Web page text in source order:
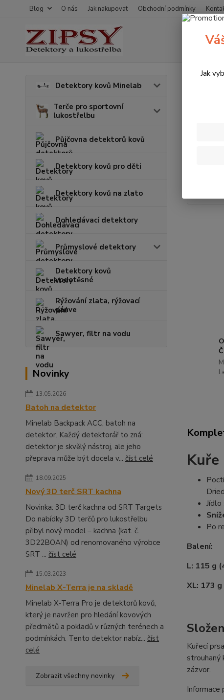
Blog O nás Jak nakupovat Obchodní podmínky
Detektory kovů Minelab
Terče pro sportovní
lukostřelbu
Půjčovna detektorů kovů
Detektory kovů pro děti
Detektory kovů na zlato
Dohledávací detektory
Průmyslové detektory
Detektory kovů
vodotěsné
Rýžování zlata, rýžovací
pánve
Sawyer, filtr na vodu
Novinky
13.05.2026
Batoh na detektor
Minelab Backpack ACC, batoh na
detektor. Každý detektorář to zná:
detektor je skvělý nástroj, ale jeho
přeprava může být docela v... číst celé
18.09.2025
Nový 3D terč SRT kachna
Novinka: 3D terč kachna od SRT Targets
Do nabídky 3D terčů pro lukostřelbu
přibyl nový model – kachna (kat. č.
3D22BOAN) od renomovaného výrobce
SRT ... číst celé
15.03.2023
Minelab X-Terra je na skladě
Minelab X-Terra Pro je detektorů kovů,
který je navržen pro hledání kovových
předmětů a pokladů v různých terénech a
podmínkách. Tento detektor nabíz... číst
celé
Zobrazit všechny novinky
Kuře
Jídlo
Po
Balení:
L: 115 g
XL: 173
Kuřecí
strouhaný
zázvor.
Informace
Jak